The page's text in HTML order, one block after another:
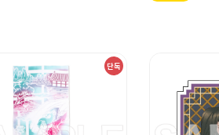
단독